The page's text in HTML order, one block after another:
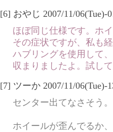
[6] おやじ 2007/11/06(Tue)-
ほぼ同じ仕様です。ホ
その症状ですが、私も
ハブリングを使用して
収まりましたよ。試し
[7] ツーか 2007/11/06(Tue)-
センター出てなさそう。
ホイールが歪んでるか